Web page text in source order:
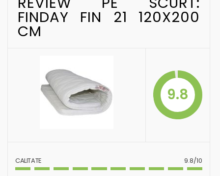
FINDAY FIN 21 120X200
CM
9.8
CALITATE 9.8/10